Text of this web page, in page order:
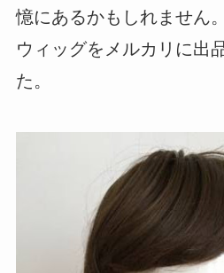
憶にあるかもしれません。
ウィッグをメルカリに出
た。